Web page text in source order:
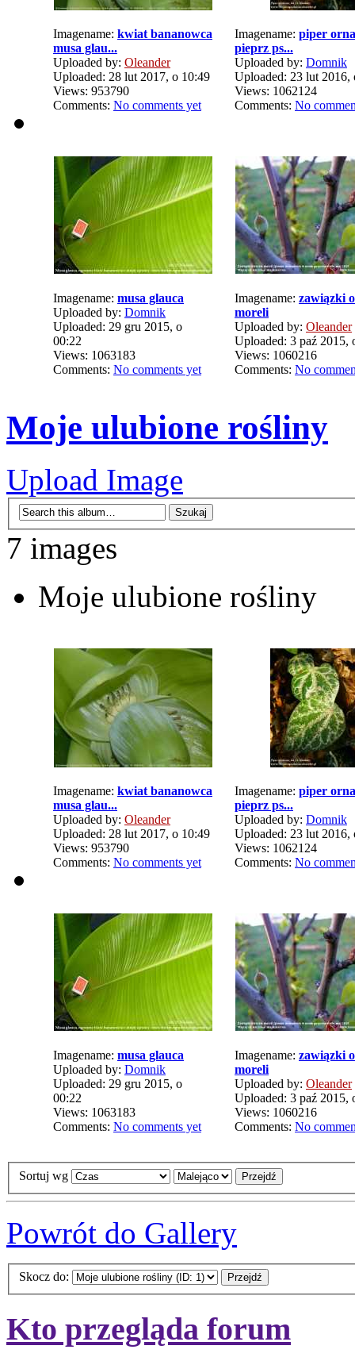
Imagename: kwiat bananowca
musa glau...
Uploaded by: Oleander
Uploaded: 28 lut 2017, o 10:49
Views: 953790
Comments: No comments yet
Imagename: piper
pieprz ps...
Uploaded by: Domnik
Uploaded: 23 lut 2016,
Views: 1062124
Comments: No
Imagename: musa glauca
Uploaded by: Domnik
Uploaded: 29 gru 2015, o
00:22
Views: 1063183
Comments: No comments yet
Imagename: zawiązki
moreli
Uploaded by: Oleander
Uploaded: 3 paź 2015,
Views: 1060216
Comments: No
Moje ulubione rośliny
Upload Image
7 images
Moje ulubione rośliny
Imagename: kwiat bananowca
musa glau...
Uploaded by: Oleander
Uploaded: 28 lut 2017, o 10:49
Views: 953790
Comments: No comments yet
Imagename: piper
pieprz ps...
Uploaded by: Domnik
Uploaded: 23 lut 2016,
Views: 1062124
Comments: No
Imagename: musa glauca
Uploaded by: Domnik
Uploaded: 29 gru 2015, o
00:22
Views: 1063183
Comments: No comments yet
Imagename: zawiązki
moreli
Uploaded by: Oleander
Uploaded: 3 paź 2015,
Views: 1060216
Comments: No
Sortuj wg
Powrót do Gallery
Skocz do:
Kto przegląda forum